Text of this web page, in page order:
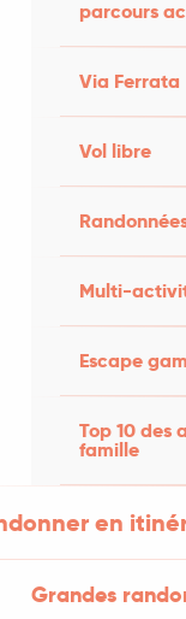
parcours
Via Ferrata
Vol libre
Multi-
Escape
Top 10 des
famille
en
Grandes